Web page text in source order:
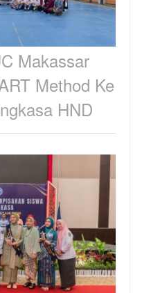
Makassar
Method Ke
HND